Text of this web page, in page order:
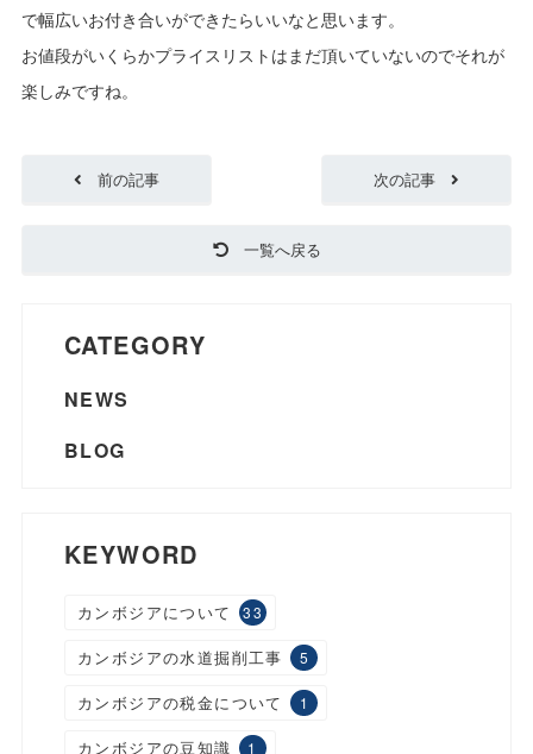
で幅広いお付き合いができたらいいなと思います。
お値段がいくらかプライスリストはまだ頂いていないのでそれが
楽しみですね。
前の記事
一覧へ戻る
次の記事
CATEGORY
NEWS
BLOG
KEYWORD
カンボジアについて 33
カンボジアの水道掘削工事 5
カンボジアの税金について 1
カンボジアの豆知識 1